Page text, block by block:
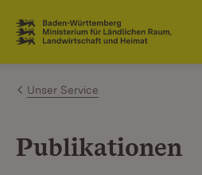
Zum Inhalt springen
Link zur Startseite
Unser Service
Publikationen